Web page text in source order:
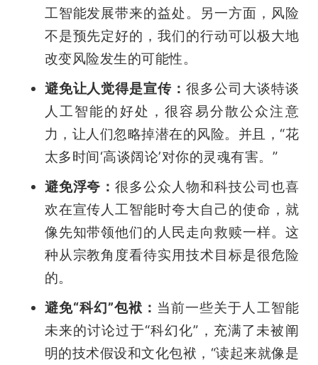
工智能发展带来的益处。另一方面，风险
不是预先定好的，我们的行动可以极大地
改变风险发生的可能性。
避免让人觉得是宣传：很多公司大谈特谈
人工智能的好处，很容易分散公众注意
力，让人们忽略掉潜在的风险。并且，“花
太多时间‘高谈阔论’对你的灵魂有害。”
避免浮夸：很多公众人物和科技公司也喜
欢在宣传人工智能时夸大自己的使命，就
像先知带领他们的人民走向救赎一样。这
种从宗教角度看待实用技术目标是很危险
的。
避免“科幻”包袱： 当前一些关于人工智能
未来的讨论过于“科幻化”，充满了未被阐
明的技术假设和文化包袱，“读起来就像是